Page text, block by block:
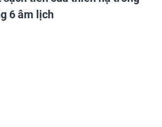
6 âm lịch